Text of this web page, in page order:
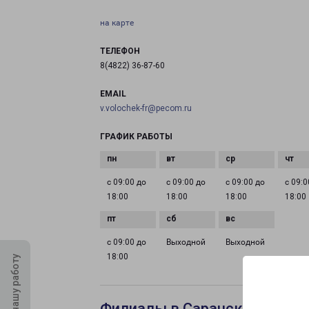
на карте
ТЕЛЕФОН
8(4822) 36-87-60
EMAIL
v.volochek-fr@pecom.ru
ГРАФИК РАБОТЫ
с 09:00 до
18:00
с 09:00 до
18:00
с 09:00 до
18:00
с
18:00
с 09:00 до
18:00
Выходной Выходной